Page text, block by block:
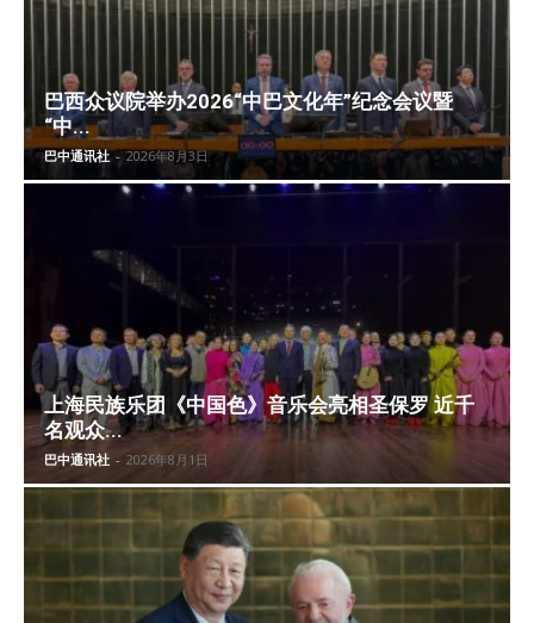
巴西众议院举办2026“中巴文化年”纪念会议暨
“中...
巴中通讯社 - 2026年8月3日
上海民族乐团《中国色》音乐会亮相圣保罗 近千
名观众...
巴中通讯社 - 2026年8月1日